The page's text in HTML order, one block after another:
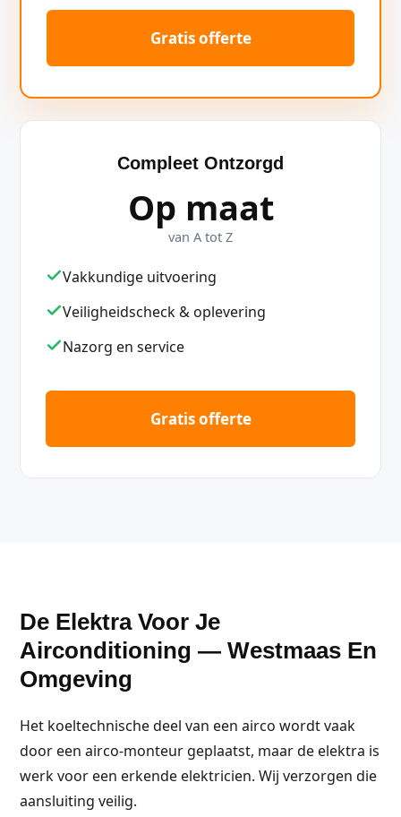
Gratis offerte
Compleet Ontzorgd
Op maat
van A tot Z
Vakkundige uitvoering
Veiligheidscheck & oplevering
Nazorg en service
Gratis offerte
De Elektra Voor Je
Airconditioning — Westmaas En
Omgeving
Het koeltechnische deel van een airco wordt vaak
door een airco-monteur geplaatst, maar de elektra is
werk voor een erkende elektricien. Wij verzorgen die
aansluiting veilig.